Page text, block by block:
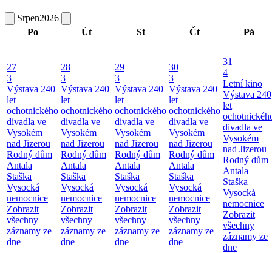
Srpen2026
Po
Út St Čt Pá
27
3
Výstava 240
let
ochotnického
divadla ve
Vysokém
nad Jizerou
Rodný dům
Antala
Staška
Vysocká
nemocnice
Zobrazit
všechny
záznamy ze
dne
28
3
Výstava 240
let
ochotnického
divadla ve
Vysokém
nad Jizerou
Rodný dům
Antala
Staška
Vysocká
nemocnice
Zobrazit
všechny
záznamy ze
dne
29
3
Výstava 240
let
ochotnického
divadla ve
Vysokém
nad Jizerou
Rodný dům
Antala
Staška
Vysocká
nemocnice
Zobrazit
všechny
záznamy ze
dne
30
3
Výstava 240
let
ochotnického
divadla ve
Vysokém
nad Jizerou
Rodný dům
Antala
Staška
Vysocká
nemocnice
Zobrazit
všechny
záznamy ze
dne
31
4
Letní kino
Výstava 240
let
divadla ve
Vysokém
nad Jizerou
Rodný dům
Antala
Staška
Vysocká
nemocnice
Zobrazit
všechny
záznamy ze
dne